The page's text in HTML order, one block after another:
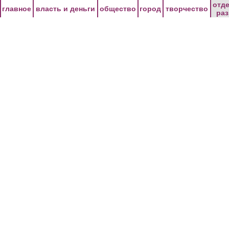
главное власть и деньги общество город творчество